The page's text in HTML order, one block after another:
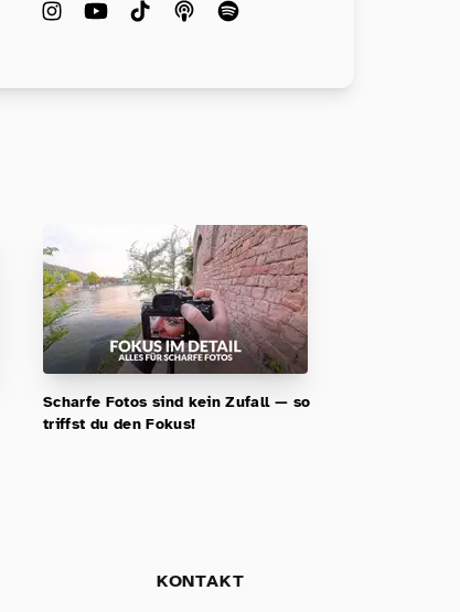
Scharfe Fotos sind kein Zufall — so
triffst du den Fokus!
KONTAKT